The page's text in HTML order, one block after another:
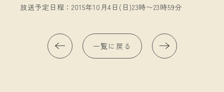
放送予定日程：2015年10月4日(日)23時〜23時59分
一覧に戻る